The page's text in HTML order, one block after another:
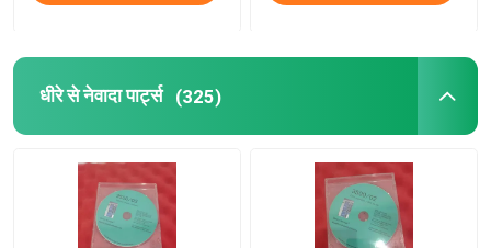
बाचमन मॉड्यूल
सीमेंस मॉड्यूल
धीरे से नेवादा पार्ट्स (325)